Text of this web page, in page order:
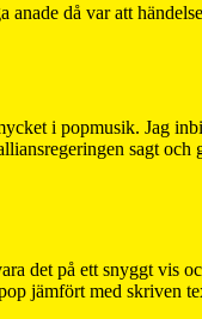
då var att
i popmusik. Jag
sagt
på ett snyggt vis
jämfört med skriven